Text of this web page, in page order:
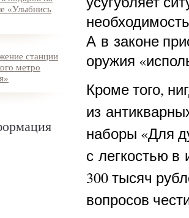
«Улыбнись
станции
метро
А в законе
оружия
Кроме того,
из
наборы «Для
с легкостью в
300 тысяч
вопросов